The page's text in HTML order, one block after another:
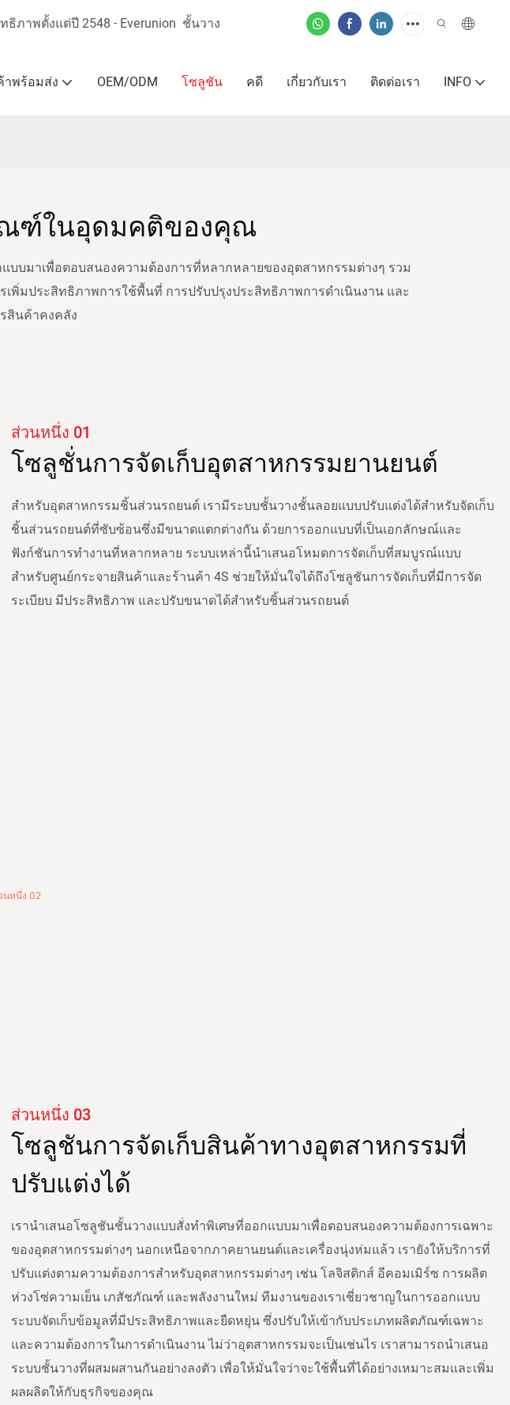
ภาพตั้งแต่ปี 2548 - Everunion ชั้นวาง
พร้อมส่ง OEM/ODM โซลูชัน คดี เกี่ยวกับเรา ติดต่อเรา INFO
ฑ์ในอุดมคติของคุณ
บบมาเพื่อตอบสนองความต้องการที่หลากหลายของอุตสาหกรรมต่างๆ รวม
พิ่มประสิทธิภาพการใช้พื้นที่ การปรับปรุงประสิทธิภาพการดำเนินงาน และ
สินค้าคงคลัง
ส่วนหนึ่ง 01
โซลูชั่นการจัดเก็บอุตสาหกรรมยานยนต์
สำหรับอุตสาหกรรมชิ้นส่วนรถยนต์ เรามีระบบชั้นวางชั้นลอยแบบปรับแต่งได้สำหรับจัดเก็บ
ชิ้นส่วนรถยนต์ที่ซับซ้อนซึ่งมีขนาดแตกต่างกัน ด้วยการออกแบบที่เป็นเอกลักษณ์และ
ฟังก์ชันการทำงานที่หลากหลาย ระบบเหล่านี้นำเสนอโหมดการจัดเก็บที่สมบูรณ์แบบ
สำหรับศูนย์กระจายสินค้าและร้านค้า 4S ช่วยให้มั่นใจได้ถึงโซลูชันการจัดเก็บที่มีการจัด
ระเบียบ มีประสิทธิภาพ และปรับขนาดได้สำหรับชิ้นส่วนรถยนต์
ส่วนหนึ่ง 03
โซลูชันการจัดเก็บสินค้าทางอุตสาหกรรมที่
ปรับแต่งได้
เรานำเสนอโซลูชันชั้นวางแบบสั่งทำพิเศษที่ออกแบบมาเพื่อตอบสนองความต้องการเฉพาะ
ของอุตสาหกรรมต่างๆ นอกเหนือจากภาคยานยนต์และเครื่องนุ่งห่มแล้ว เรายังให้บริการที่
ปรับแต่งตามความต้องการสำหรับอุตสาหกรรมต่างๆ เช่น โลจิสติกส์ อีคอมเมิร์ซ การผลิต
ห่วงโซ่ความเย็น เภสัชภัณฑ์ และพลังงานใหม่ ทีมงานของเราเชี่ยวชาญในการออกแบบ
ระบบจัดเก็บข้อมูลที่มีประสิทธิภาพและยืดหยุ่น ซึ่งปรับให้เข้ากับประเภทผลิตภัณฑ์เฉพาะ
และความต้องการในการดำเนินงาน ไม่ว่าอุตสาหกรรมจะเป็นเช่นไร เราสามารถนำเสนอ
ระบบชั้นวางที่ผสมผสานกันอย่างลงตัว เพื่อให้มั่นใจว่าจะใช้พื้นที่ได้อย่างเหมาะสมและเพิ่ม
ผลผลิตให้กับธุรกิจของคุณ